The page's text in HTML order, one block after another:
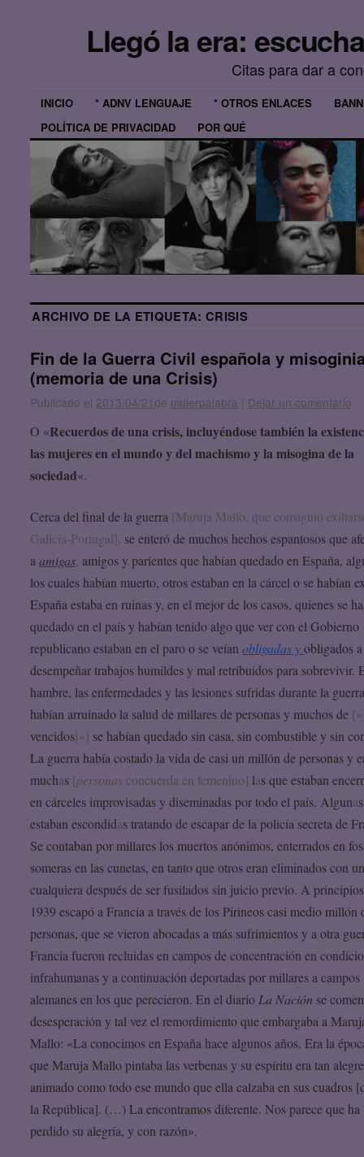
Llegó la era:
Citas para dar a
INICIO * ADNV LENGUAJE * OTROS ENLACES
POLÍTICA DE PRIVACIDAD
POR QUÉ
ARCHIVO DE LA ETIQUETA:CRISIS
Fin de la Guerra Civil española y
(memoria de una Crisis)
Publicado el 2013/04/21de mujerpalabra | Dejar un comentario
O «Recuerdos de una crisis, incluyéndose también la
las mujeres en el mundo y del machismo y la misogina de la
sociedad«.
Cerca del final de la guerra [Maruja Mallo, que consiguió
Galicia-Portugal], se enteró de muchos hechos espantosos que
aamigas amigos y parientes que habían quedado en España,
los cuales habían muerto, otros estaban en la cárcel o se habían
España estaba en ruinas y, en el mejor de los casos, quienes se
quedado en el país y habían tenido algo que ver con el Gobierno
republicano estaban en el paro o se veíanobligadas yobligados a
desempeñar trabajos humildes y mal retribuidos para sobrevivir.
hambre, las enfermedades y las lesiones sufridas durante la
habían arruinado la salud de millares de personas y muchos de
vencidos[«] se habían quedado sin casa, sin combustible y sin
La guerra había costado la vida de casi un millón de personas y
muchas [personasconcuerda en femenino] las que estaban
en cárceles improvisadas y diseminadas por todo el país. Algunas
estaban escondidas tratando de escapar de la policía secreta de
Se contaban por millares los muertos anónimos, enterrados en
someras en las cunetas, en tanto que otros eran eliminados con
cualquiera después de ser fusilados sin juicio previo. A
1939 escapó a Francia a través de los Pirineos casi medio millón
personas, que se vieron abocadas a más sufrimientos y a otra
Francia fueron recluidas en campos de concentración en
infrahumanas y a continuación deportadas por millares a campos
alemanes en los que perecieron. En el diario La Nación se
desesperación y tal vez el remordimiento que embargaba a
Mallo: «La conocimos en España hace algunos años. Era la
que Maruja Mallo pintaba las verbenas y su espíritu era tan
animado como todo ese mundo que ella calzaba en sus cuadros
la República]. (…) La encontramos diferente. Nos parece que ha
perdido su alegría, y con razón».